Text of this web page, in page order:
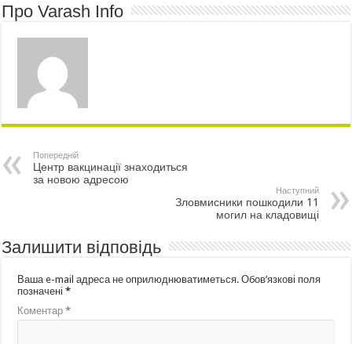
Про Varash Info
Попередній
Центр вакцинації знаходиться
за новою адресою
Наступний
Зловмисники пошкодили 11
могил на кладовищі
Залишити відповідь
Ваша e-mail адреса не оприлюднюватиметься. Обов’язкові поля
позначені*
Коментар*